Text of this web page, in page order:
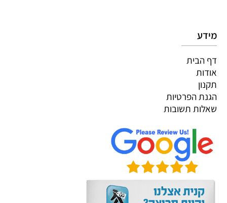
מידע
דף הבית
אודות
תקנון
הגנת הפרטיות
שאלות תשובות